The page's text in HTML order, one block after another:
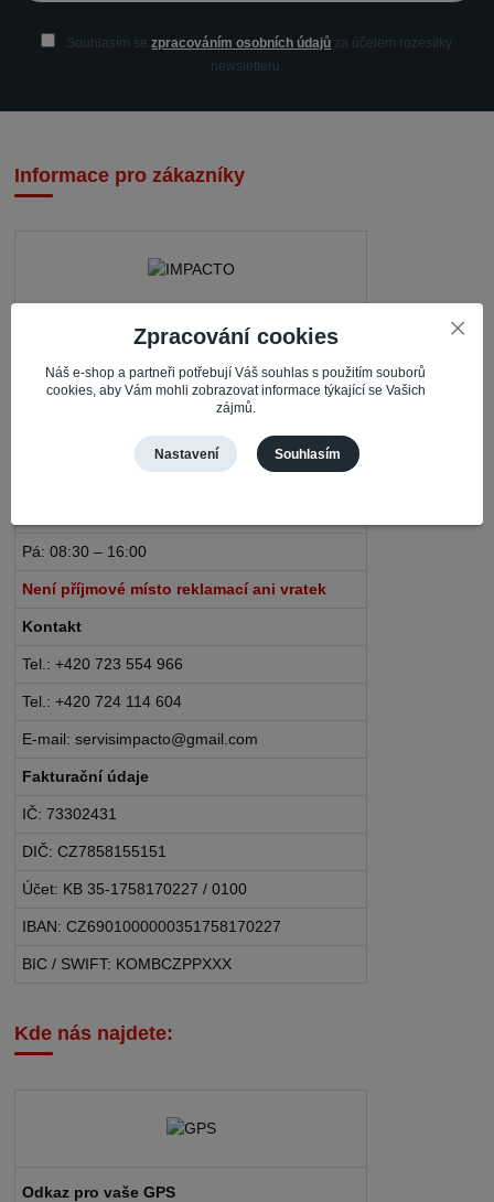
Souhlasím sezpracováním osobních údajů za účelem rozesílky
newsletteru.
Informace pro zákazníky
IMPACTO – Ingrid Kaczorová
Nerudova 468
735 81 Bohumín – Nový Bohumín
Pá: 08:30 – 16:00
Není příjmové místo reklamací ani vratek
Kontakt
Tel.: +420 723 554 966
Tel.: +420 724 114 604
E-mail: servisimpacto@gmail.com
Fakturační údaje
IČ: 73302431
DIČ: CZ7858155151
Účet: KB 35-1758170227 / 0100
IBAN: CZ6901000000351758170227
BIC / SWIFT: KOMBCZPPXXX
Kde nás najdete:
Odkaz pro vaše GPS
Zpracování cookies
Náš e-shop a partneři potřebují Váš souhlas s použitím souborů
cookies, aby Vám mohli zobrazovat informace týkající se Vašich
zájmů.
Nastavení Souhlasím